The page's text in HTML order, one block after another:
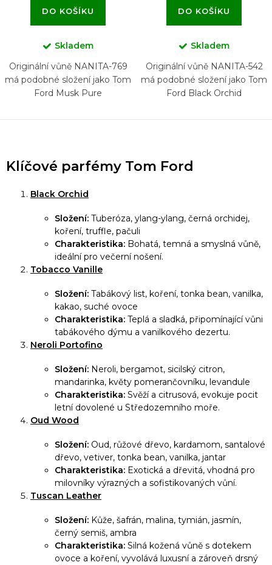
DO KOŠÍKU
Skladem
Originální vůně NANITA-769
má podobné složení jako Tom
Ford Musk Pure
DO KOŠÍKU
Skladem
Originální vůně NANITA-542
má podobné složení jako Tom
Ford Black Orchid
v
Klíčové parfémy Tom Ford
Black Orchid
Složení: Tuberóza, ylang-ylang, černá orchidej,
koření, truffle, pačuli
Charakteristika: Bohatá, temná a smyslná vůně,
ideální pro večerní nošení.
Tobacco Vanille
Složení: Tabákový list, koření, tonka bean, vanilka,
kakao, suché ovoce
Charakteristika: Teplá a sladká, připomínající vůni
tabákového dýmu a vanilkového dezertu.
Neroli Portofino
Složení: Neroli, bergamot, sicilský citron,
mandarinka, květy pomerančovníku, levandule
Charakteristika: Svěží a citrusová, evokuje pocit
letní dovolené u Středozemního moře.
Oud Wood
Složení: Oud, růžové dřevo, kardamom, santalové
dřevo, vetiver, tonka bean, vanilka, jantar
Charakteristika: Exotická a dřevitá, vhodná pro
milovníky výrazných a sofistikovaných vůní.
Tuscan Leather
Složení: Kůže, šafrán, malina, tymián, jasmín,
černý semiš, ambra
Charakteristika: Silná kožená vůně s dotekem
ovoce a koření, vyvolává luxusní a zároveň drsný